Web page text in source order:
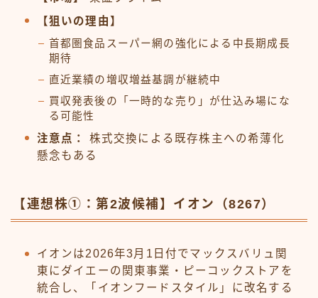
【狙いの理由】
首都圏食品スーパー網の強化による中長期成長
期待
直近業績の増収増益基調が継続中
買収発表後の「一時的な売り」が仕込み場にな
る可能性
注意点：
株式交換による既存株主への希薄化
懸念もある
【連想株①：第2波候補】イオン（8267）
イオンは2026年3月1日付でマックスバリュ関
東にダイエーの関東事業・ピーコックストアを
統合し、「イオンフードスタイル」に改名する